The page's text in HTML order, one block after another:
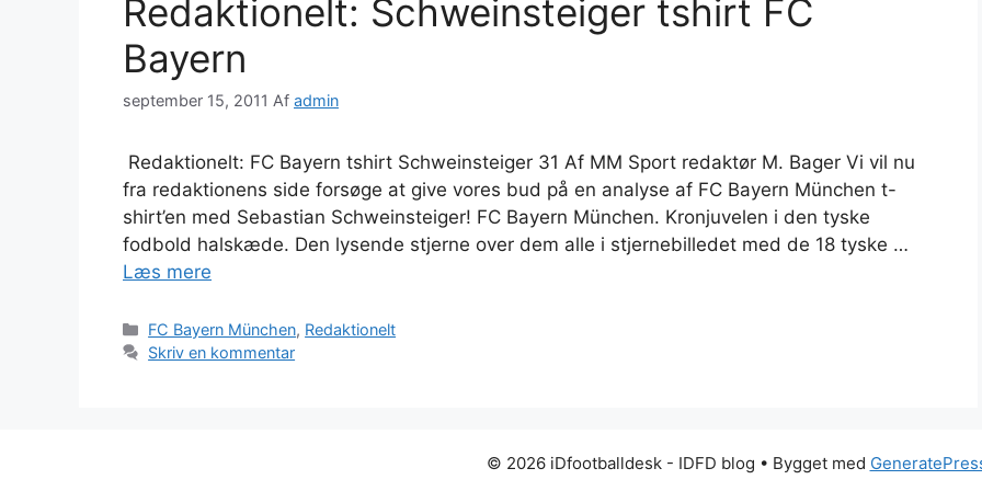
Redaktionelt: Schweinsteiger tshirt FC
Bayern
september 15, 2011 Af admin
Redaktionelt: FC Bayern tshirt Schweinsteiger 31 Af MM Sport redaktør M. Bager Vi vil nu
fra redaktionens side forsøge at give vores bud på en analyse af FC Bayern München t-
shirt’en med Sebastian Schweinsteiger! FC Bayern München. Kronjuvelen i den tyske
fodbold halskæde. Den lysende stjerne over dem alle i stjernebilledet med de 18 tyske …
Læs mere
Kategorier
FC Bayern München, Redaktionelt
Skriv en kommentar
© 2026 iDfootballdesk - IDFD blog • Bygget med